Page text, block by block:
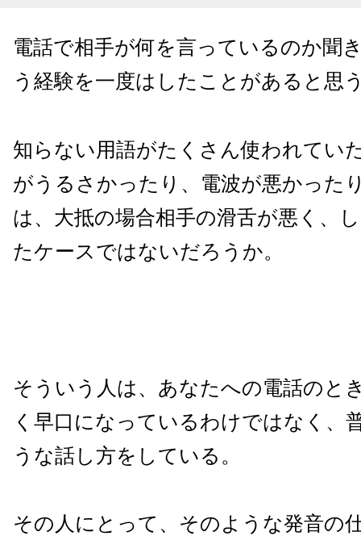
電話で相手が何を言っているのか聞
う経験を一度はしたことがあると思
知らない用語がたくさん使われてい
がうるさかったり、電波が悪かった
は、大抵の場合相手の滑舌が悪く、
たケースではないだろうか。
そういう人は、あなたへの電話のと
く早口になっているわけではなく、
うな話し方をしている。
その人にとって、そのような発音の